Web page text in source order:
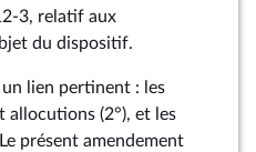
3, relatif aux
du dispositif.
lien pertinent : les
allocutions (2°), et les
présent amendement